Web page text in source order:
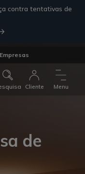
contra tentativas de
Empresas
Cliente Menu
de